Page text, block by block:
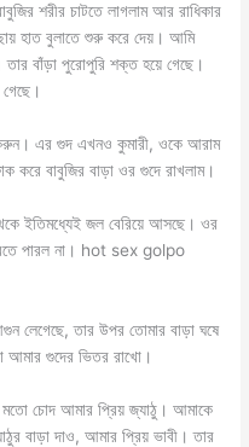
শরীর চাটতে লাগলাম আর রাধিকার
হাত বুলাতে শুরু করে দেয়। আমি
তার বাঁড়া পুরোপুরি শক্ত হয়ে গেছে।
এর গুদ এখনও কুমারী, ওকে আরাম
করে বাবুজির বাড়া ওর গুদে রাখলাম।
ইতিমধ্যেই জল বেরিয়ে আসছে। ওর
পারল না। hot sex golpo
লেগেছে, তার উপর তোমার বাড়া ঘষে
আমার গুদের ভিতর রাখো।
মতো চোদ আমার প্রিয় জ্যাঠু। আমাকে
বাড়া দাও, আমার প্রিয় ভাবী। তার